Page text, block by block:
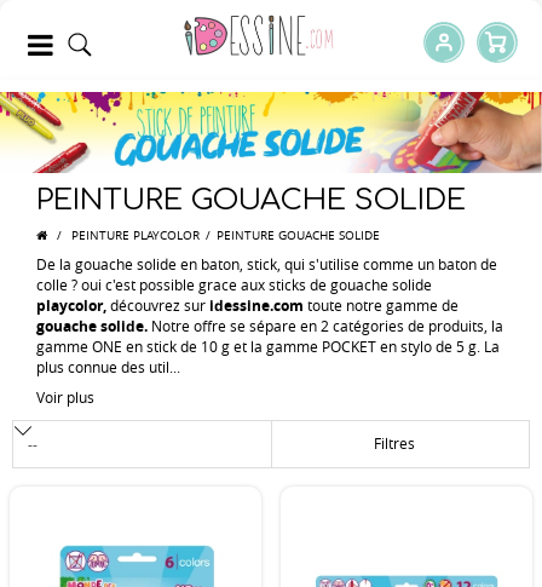
PEINTURE GOUACHE SOLIDE
/ PEINTURE PLAYCOLOR / PEINTURE GOUACHE SOLIDE
De la gouache solide en baton, stick, qui s'utilise comme un baton de
colle ? oui c'est possible grace aux sticks de gouache solide
playcolor,découvrez sur idessine.com toute notre gamme de
gouachesolide. Notre offre se sépare en 2 catégories de produits, la
gamme ONE en stick de 10 g et la gamme POCKET en stylo de 5 g. La
plus connue des util...
Voir plus
Filtres